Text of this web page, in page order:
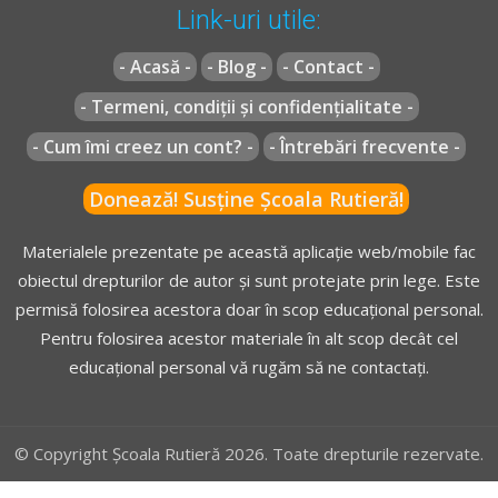
Prioritatea de trecere acordată prin indicatoare - Lecție Audio-
Link-uri utile:
- Acasă - - Blog -
- Contact -
- Termeni, condiții și confidențialitate -
- Cum îmi creez un cont? -
- Întrebări frecvente -
Donează! Susține Școala Rutieră!
Materialele prezentate pe această aplicație web/mobile fac
obiectul drepturilor de autor și sunt protejate prin lege. Este
permisă folosirea acestora doar în scop educațional personal.
Pentru folosirea acestor materiale în alt scop decât cel
educațional personal vă rugăm să ne contactați.
© Copyright Școala Rutieră 2026. Toate drepturile rezervate.